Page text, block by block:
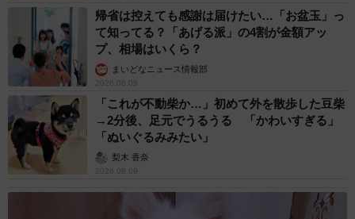
帰省は控えても感謝は届けたい…「お盆玉」っ
て知ってる？「あげる派」の4割が金額アッ
プ、相場はいくら？
まいどなニュース情報部
2026.08.09
「これが不動柴か…」初めて外を散歩した豆柴
→2分後、足元でうるうる 「かわいすぎる」
「ぬいぐるみみたい」
梨木 香奈
2026.08.09